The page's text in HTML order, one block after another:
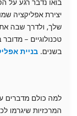
יצירת אפליקציה
שלך, ולדרך שבה
טכנולוגיים –
בשנים. בניית
למה כולם מדברים
המרכזיות שיגרמו